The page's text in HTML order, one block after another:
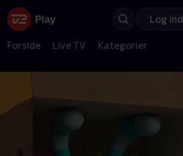
Log ind
Forside Live TV Kategorier